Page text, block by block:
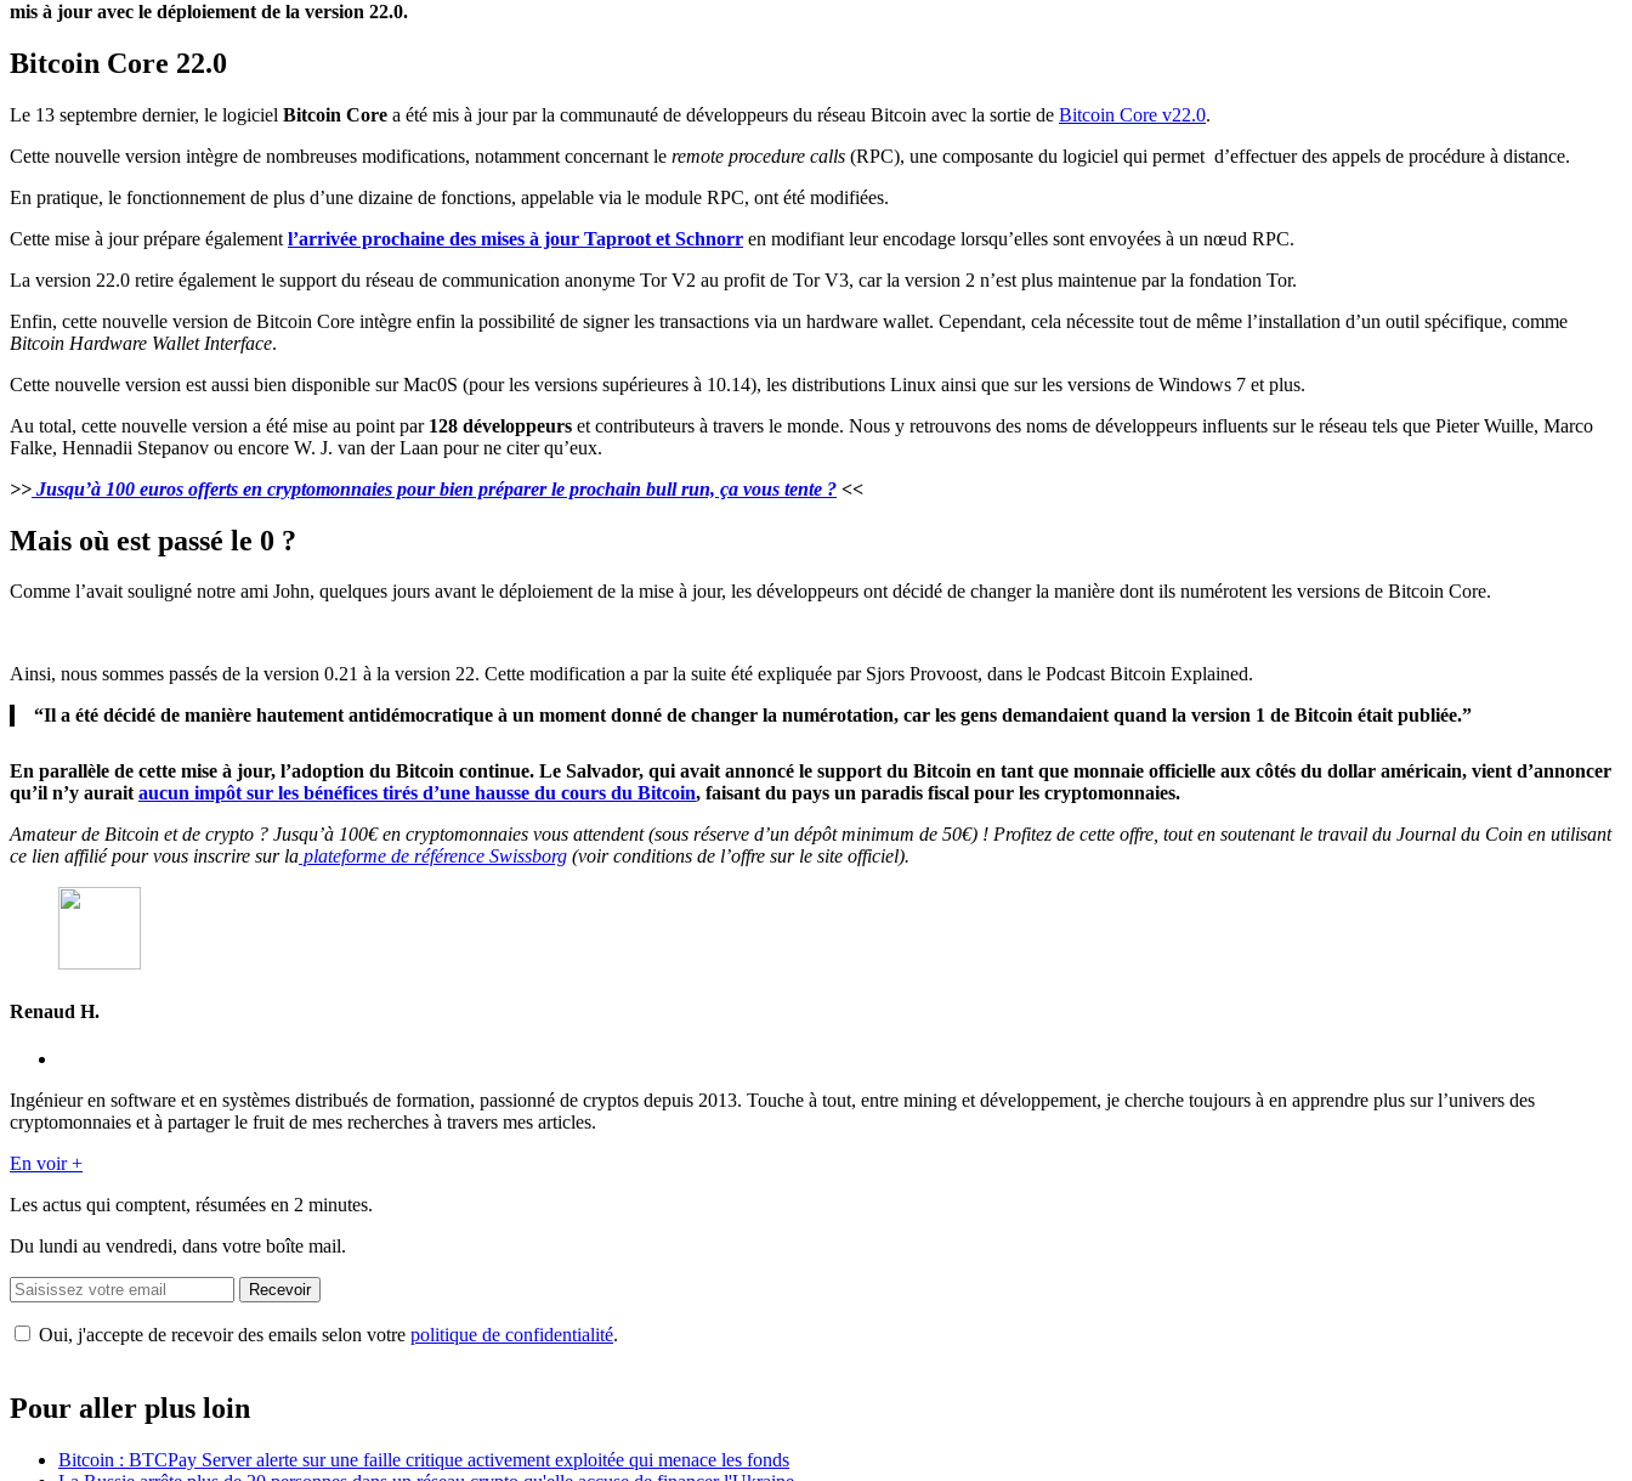
mis à jour avec le déploiement de la version 22.0.
Bitcoin Core 22.0
Le 13 septembre dernier, le logiciel Bitcoin Core a été mis à jour par la communauté de développeurs du réseau Bitcoin avec la sortie de Bitcoin Core v22.0.
Cette nouvelle version intègre de nombreuses modifications, notamment concernant le remote procedure calls (RPC), une composante du logiciel qui permet d’effectuer des appels de procédure à distance.
En pratique, le fonctionnement de plus d’une dizaine de fonctions, appelable via le module RPC, ont été modifiées.
Cette mise à jour prépare également l’arrivée prochaine des mises à jour Taproot et Schnorr en modifiant leur encodage lorsqu’elles sont envoyées à un nœud RPC.
La version 22.0 retire également le support du réseau de communication anonyme Tor V2 au profit de Tor V3, car la version 2 n’est plus maintenue par la fondation Tor.
Enfin, cette nouvelle version de Bitcoin Core intègre enfin la possibilité de signer les transactions via un hardware wallet. Cependant, cela nécessite tout de même l’installation d’un outil spécifique, comme
Bitcoin Hardware Wallet Interface.
Cette nouvelle version est aussi bien disponible sur Mac0S (pour les versions supérieures à 10.14), les distributions Linux ainsi que sur les versions de Windows 7 et plus.
Au total, cette nouvelle version a été mise au point par 128 développeurs et contributeurs à travers le monde. Nous y retrouvons des noms de développeurs influents sur le réseau tels que Pieter Wuille, Marco
Falke, Hennadii Stepanov ou encore W. J. van der Laan pour ne citer qu’eux.
>> Jusqu’à 100 euros offerts en cryptomonnaies pour bien préparer le prochain bull run, ça vous tente ? <<
Mais où est passé le 0 ?
Comme l’avait souligné notre ami John, quelques jours avant le déploiement de la mise à jour, les développeurs ont décidé de changer la manière dont ils numérotent les versions de Bitcoin Core.
Ainsi, nous sommes passés de la version 0.21 à la version 22. Cette modification a par la suite été expliquée par Sjors Provoost, dans le Podcast Bitcoin Explained.
“Il a été décidé de manière hautement antidémocratique à un moment donné de changer la numérotation, car les gens demandaient quand la version 1 de Bitcoin était publiée.”
En parallèle de cette mise à jour, l’adoption du Bitcoin continue. Le Salvador, qui avait annoncé le support du Bitcoin en tant que monnaie officielle aux côtés du dollar américain, vient d’annoncer
qu’il n’y auraitaucun impôt sur les bénéfices tirés d’une hausse du cours du Bitcoin, faisant du pays un paradis fiscal pour les cryptomonnaies.
Amateur de Bitcoin et de crypto ? Jusqu’à 100€ en cryptomonnaies vous attendent (sous réserve d’un dépôt minimum de 50€) ! Profitez de cette offre, tout en soutenant le travail du Journal du Coin en utilisant
ce lien affilié pour vous inscrire sur la plateforme de référence Swissborg (voir conditions de l’offre sur le site officiel).
Renaud H.
Ingénieur en software et en systèmes distribués de formation, passionné de cryptos depuis 2013. Touche à tout, entre mining et développement, je cherche toujours à en apprendre plus sur l’univers des
cryptomonnaies et à partager le fruit de mes recherches à travers mes articles.
En voir +
Les actus qui comptent, résumées en 2 minutes.
Du lundi au vendredi, dans votre boîte mail.
Recevoir
Oui, j'accepte de recevoir des emails selon votre politique de confidentialité.
Pour aller plus loin
Bitcoin : BTCPay Server alerte sur une faille critique activement exploitée qui menace les fonds